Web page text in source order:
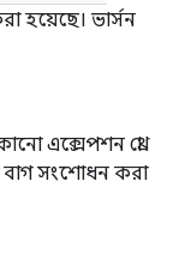
হয়েছে। ভার্সন
এক্সেপশন থ্রো
সংশোধন করা